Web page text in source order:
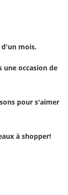
d'un mois.
occasion de
pour s'aimer
à shopper!